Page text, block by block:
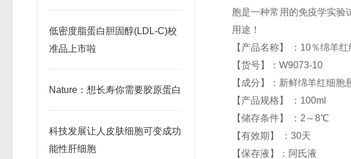
低密度脂蛋白胆固醇(LDL-C)校
准品上市啦
Nature：想长寿你需要胶原蛋白
科技发展让人皮肤细胞可变成功
能性肝细胞
胞是一种常用的免疫学实
用途！
【产品名称】 ：10％绵羊
【货号】：W9073-10
【成分】：新鲜绵羊红细胞
【产品规格】 ：
【储存条件】 ：2～8℃
【有效期】 ：30天
【保存液】：阿氏液